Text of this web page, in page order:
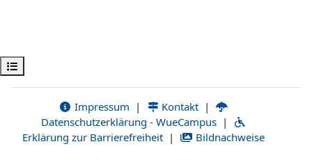
Kursindex öffnen
Impressum | Kontakt |
Datenschutzerklärung - WueCampus |
Erklärung zur Barrierefreiheit | Bildnachweise